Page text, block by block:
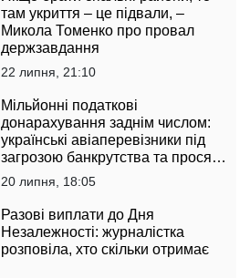
там укриття – це підвали, –
Микола Томенко про провал
держзавдання
22 липня, 21:10
Мільйонні податкові
донарахування заднім числом:
українські авіаперевізники під
загрозою банкрутства та просят
державу втрутитися
20 липня, 18:05
Разові виплати до Дня
Незалежності: журналістка
розповіла, хто скільки отримає